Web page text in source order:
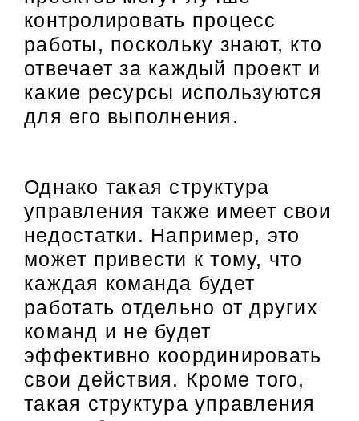
контролировать процесс
работы, поскольку знают, кто
отвечает за каждый проект и
какие ресурсы используются
для его выполнения.
Однако такая структура
управления также имеет свои
недостатки. Например, это
может привести к тому, что
каждая команда будет
работать отдельно от других
команд и не будет
эффективно координировать
свои действия. Кроме того,
такая структура управления